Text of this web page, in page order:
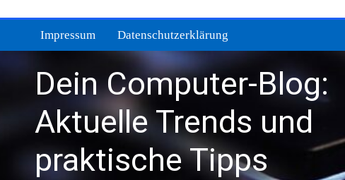
springenImpressum Datenschutzerklärung
Dein Computer-Blog:
Aktuelle Trends und
praktische Tipps